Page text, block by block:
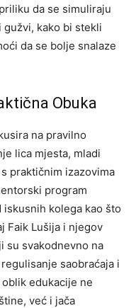
da se simuliraju
kako bi stekli
da se bolje snalaze
Obuka
na pravilno
lica mjesta, mladi
praktičnim izazovima
program
kolega kao što
Faik Lušija i njegov
su svakodnevno na
saobraćaja i
edukacije ne
već i jača